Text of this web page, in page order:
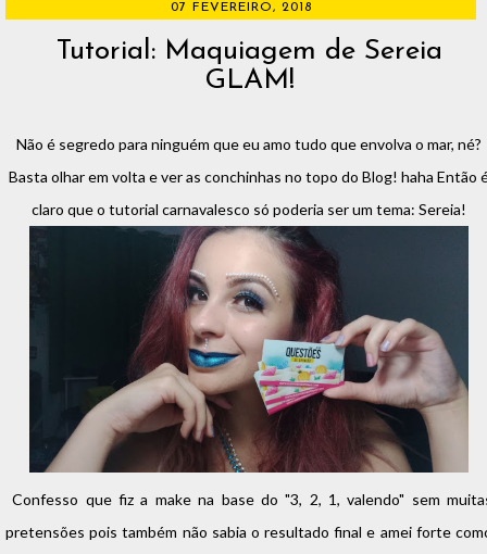
07 FEVEREIRO, 2018
Tutorial: Maquiagem de Sereia
GLAM!
Não é segredo para ninguém que eu amo tudo que envolva o mar, né?
Basta olhar em volta e ver as conchinhas no topo do Blog! haha Então
claro que o tutorial carnavalesco só poderia ser um tema: Sereia!
Confesso que fiz a make na base do "3, 2, 1, valendo" sem
pretensões pois também não sabia o resultado final e amei forte